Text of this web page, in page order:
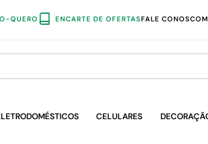
QUERO ENCARTE DE OFERTASFALE CONOSCO
CELULARES